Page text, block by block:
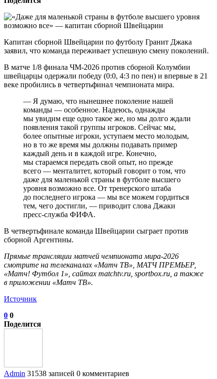
Капитан сборной Швейцарии по футболу Гранит Джака
заявил, что команда переживает успешную смену поколений.
В матче 1/8 финала ЧМ‑2026 против сборной Колумбии
швейцарцы одержали победу (0:0, 4:3 по пен) и впервые в 21
веке пробились в четвертьфинал чемпионата мира.
— Я думаю, что нынешнее поколение нашей
команды — особенное. Надеюсь, однажды
мы увидим еще одно такое же, но мы долго ждали
появления такой группы игроков. Сейчас мы,
более опытные игроки, уступаем место молодым,
но в то же время мы должны подавать пример
каждый день и в каждой игре. Конечно,
мы стараемся передать свой опыт, но прежде
всего — менталитет, который говорит о том, что
даже для маленькой страны в футболе высшего
уровня возможно все. От тренерского штаба
до последнего игрока — мы все можем гордиться
тем, чего достигли, — приводит слова Джаки
пресс‑служба ФИФА.
В четвертьфинале команда Швейцарии сыграет против
сборной Аргентины.
Прямые трансляции матчей чемпионата мира‑2026
смотрите на телеканалах «Матч ТВ», МАТЧ ПРЕМЬЕР,
«Матч! Футбол 1», сайтах matchtv.ru, sportbox.ru, а также
в приложении «Матч ТВ».
Источник
0 0
Поделится
Admin 31538 записей 0 комментариев